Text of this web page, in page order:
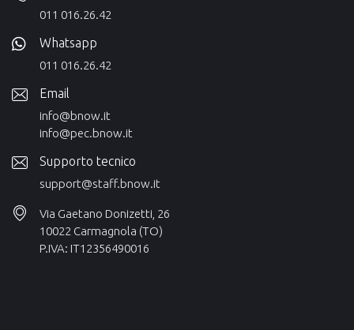
011 016.26.42
Whatsapp
011 016.26.42
Email
info@bnow.it
info@pec.bnow.it
Supporto tecnico
support@staff.bnow.it
Via Gaetano Donizetti, 26
10022 Carmagnola (TO)
P.IVA: IT12356490016